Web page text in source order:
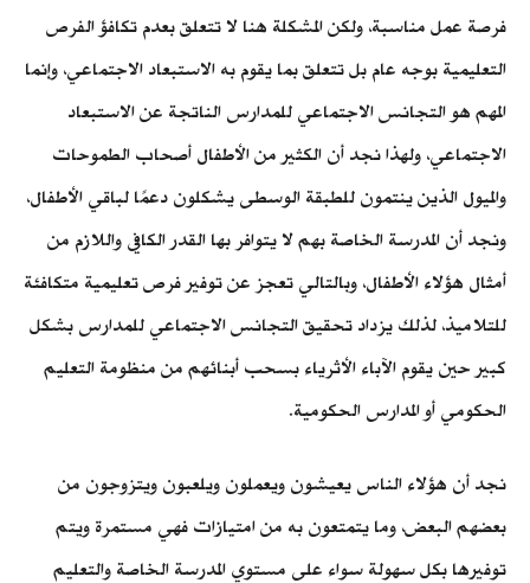
فرصة عمل مناسبة، ولكن المشكلة هنا لا تتعلق بعدم تكافؤ الفرص
التعليمية بوجه عام بل تتعلق بما يقوم به الاستبعاد الاجتماعي، وإنما
المهم هو التجانس الاجتماعي للمدارس الناتجة عن الاستبعاد
الاجتماعي، ولهذا نجد أن الكثير من الأطفال أصحاب الطموحات
والميول الذين ينتمون للطبقة الوسطى يشكلون دعمًا لباقي الأطفال،
ونجد أن المدرسة الخاصة بهم لا يتوافر بها القدر الكافي واللازم من
أمثال هؤلاء الأطفال، وبالتالي تعجز عن توفير فرص تعليمية متكافئة
للتلاميذ، لذلك يزداد تحقيق التجانس الاجتماعي للمدارس بشكل
كبير حين يقوم الآباء الأثرياء بسحب أبنائهم من منظومة التعليم
الحكومي أو المدارس الحكومية.
نجد أن هؤلاء الناس يعيشون ويعملون ويلعبون ويتزوجون من
بعضهم البعض، وما يتمتعون به من امتيازات فهي مستمرة ويتم
توفيرها بكل سهولة سواء على مستوي المدرسة الخاصة والتعليم